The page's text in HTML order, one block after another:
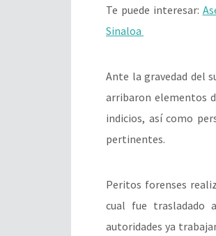
Te puede interesar:
Sinaloa
Ante la gravedad del
arribaron elementos
indicios, así como
pertinentes.
Peritos forenses
cual fue trasladado
autoridades ya